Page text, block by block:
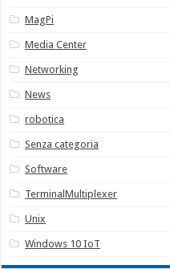
MagPi
Media Center
Networking
News
robotica
Senza categoria
Software
TerminalMultiplexer
Unix
Windows 10 IoT